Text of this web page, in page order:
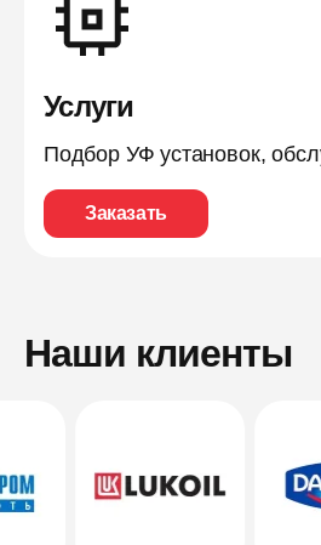
Услуги
Подбор УФ установок,
Заказать
Наши клиенты